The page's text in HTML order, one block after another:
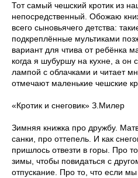
Тот самый чешский кротик из
непосредственный. Обожаю
всего сыновьячего детства:
подкреплённые мультиками
вариант для чтива от ребёнка
когда я шубуршу на кухне, а он
лампой с облачками и читает
отмечают маленькие чешские
«Кротик и снеговик» З.Милер
Зимняя книжка про дружбу.
санки, про оттепель. И как
пришлось отвезти в горы. Про
зимы, чтобы повидаться с
отпускание. Про то, что если